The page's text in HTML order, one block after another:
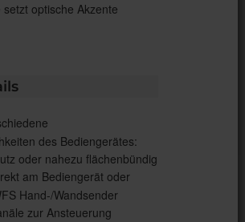
optische Akzente
des Bediengerätes:
oder nahezu flächenbündig
am Bediengerät oder
Hand-/Wandsender
zur Ansteuerung